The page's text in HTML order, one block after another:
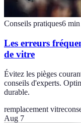
Conseils pratiques6 min
Les erreurs
de vitre
Évitez les pièges
conseils d'experts.
durable.
remplacement vitre
Aug 7